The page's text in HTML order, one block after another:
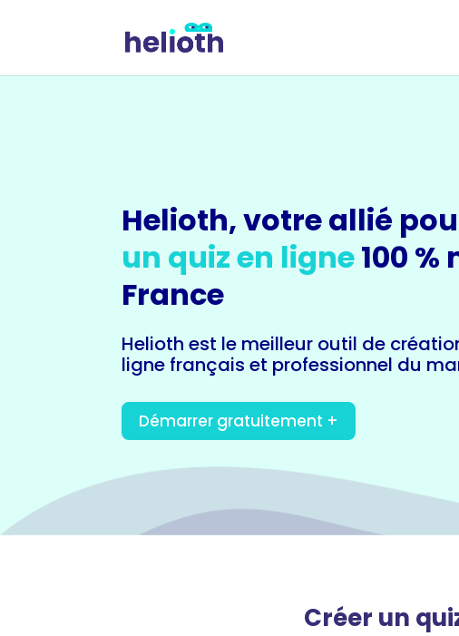
Helioth, votre allié
un quiz en ligne100 %
France
Helioth est le meilleur outil de
ligne français et professionnel du
Démarrer gratuitement +
Créer un